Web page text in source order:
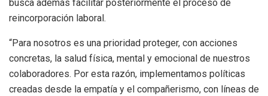
busca además facilitar posteriormente el proceso de
reincorporación laboral.
“Para nosotros es una prioridad proteger, con acciones
concretas, la salud física, mental y emocional de nuestros
colaboradores. Por esta razón, implementamos políticas
creadas desde la empatía y el compañerismo, con líneas de